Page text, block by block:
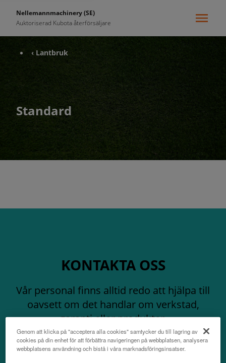
Nellemannmachinery (SE)
Auktoriserad Kubota återförsäljare
‹ Lantbruk
Standard
KONTAKTA OSS
Vår personal finns alltid redo att hjälpa till
oavsett om det handlar om verkstad,
garanti eller produkter.
Genom att klicka på "acceptera alla cookies" samtycker du till lagring av
cookies på din enhet för att förbättra navigeringen på webbplatsen, analysera
webbplatsens användning och bistå i våra marknadsföringsinsatser.